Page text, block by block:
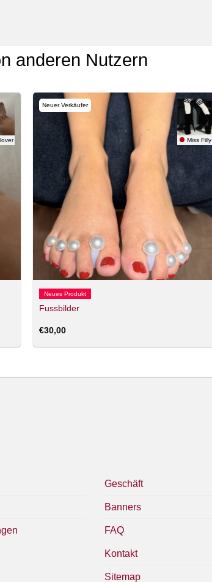
anderen Nutzern
Neuer Verkäufer
Miss Filly
Neues Produkt
Fussbilder
€30,00
Geschäft
Banners
FAQ
Kontakt
Sitemap